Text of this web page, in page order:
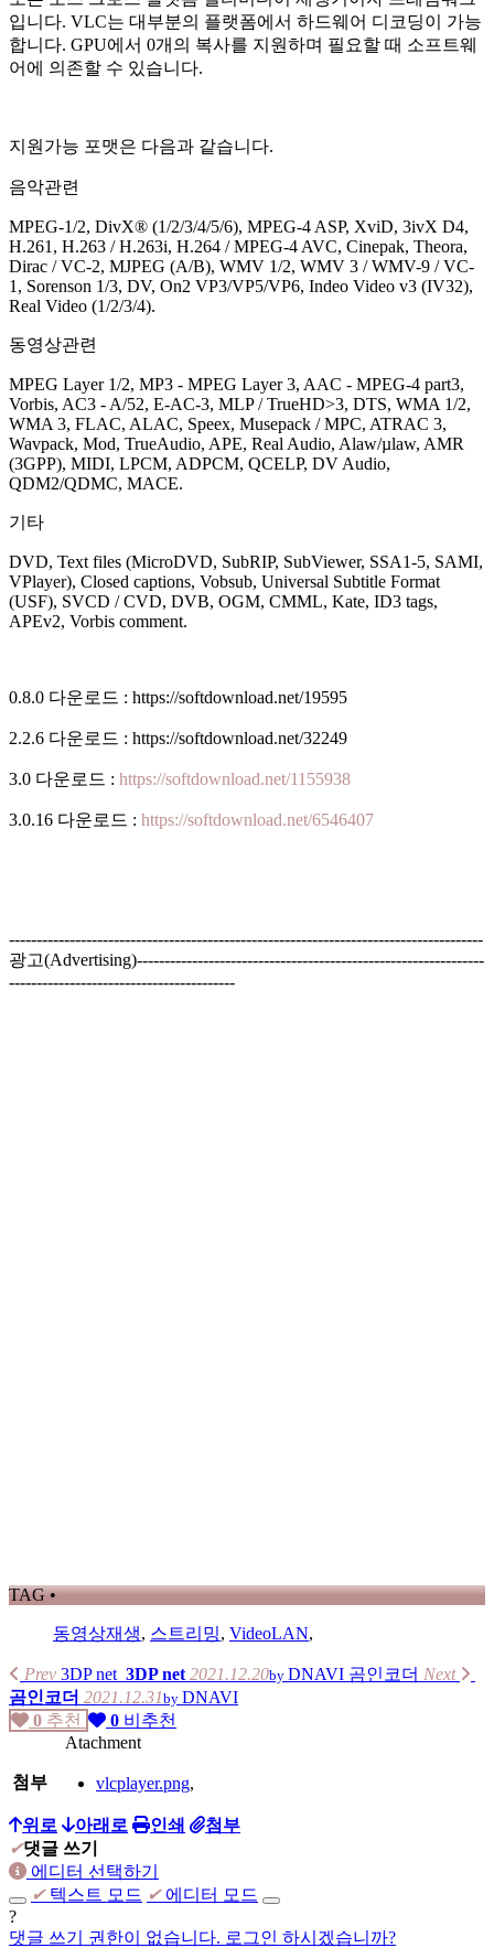
입니다. VLC는 대부분의 플랫폼에서 하드웨어 디코딩이 가능
합니다. GPU에서 0개의 복사를 지원하며 필요할 때 소프트웨
어에 의존할 수 있습니다.
지원가능 포맷은 다음과 같습니다.
음악관련
MPEG-1/2, DivX® (1/2/3/4/5/6), MPEG-4 ASP, XviD, 3ivX D4,
H.261, H.263 / H.263i, H.264 / MPEG-4 AVC, Cinepak, Theora,
Dirac / VC-2, MJPEG (A/B), WMV 1/2, WMV 3 / WMV-9 / VC-
1, Sorenson 1/3, DV, On2 VP3/VP5/VP6, Indeo Video v3 (IV32),
Real Video (1/2/3/4).
동영상관련
MPEG Layer 1/2, MP3 - MPEG Layer 3, AAC - MPEG-4 part3,
Vorbis, AC3 - A/52, E-AC-3, MLP / TrueHD>3, DTS, WMA 1/2,
WMA 3, FLAC, ALAC, Speex, Musepack / MPC, ATRAC 3,
Wavpack, Mod, TrueAudio, APE, Real Audio, Alaw/µlaw, AMR
(3GPP), MIDI, LPCM, ADPCM, QCELP, DV Audio,
QDM2/QDMC, MACE.
기타
DVD, Text files (MicroDVD, SubRIP, SubViewer, SSA1-5, SAMI,
VPlayer), Closed captions, Vobsub, Universal Subtitle Format
(USF), SVCD / CVD, DVB, OGM, CMML, Kate, ID3 tags,
APEv2, Vorbis comment.
0.8.0 다운로드 : https://softdownload.net/19595
2.2.6 다운로드 : https://softdownload.net/32249
3.0 다운로드 : https://softdownload.net/1155938
3.0.16 다운로드 : https://softdownload.net/6546407
--------------------------------------------------------------------------------------
광고(Advertising)---------------------------------------------------------------
-----------------------------------------
TAG •
동영상재생, 스트리밍, VideoLAN,
Prev 3DP net 3DP net 2021.12.20by DNAVI 곰인코더 Next
곰인코더 2021.12.31by DNAVI
0 추천 0 비추천
Atachment
첨부 vlcplayer.png,
위로 아래로 인쇄
첨부
✔댓글 쓰기
에디터 선택하기
✔ 텍스트 모드 ✔ 에디터 모드
?
댓글 쓰기 권한이 없습니다. 로그인 하시겠습니까?